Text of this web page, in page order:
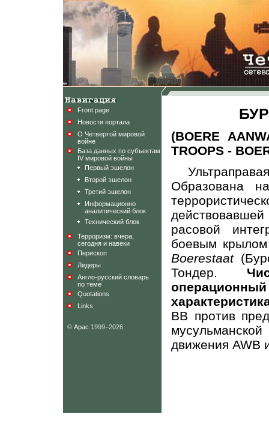
Front page
Новости портала
О Четвертой мировой
войне
База данных по субъектам
IV мировой войны
Первый эшелон
Второй эшелон
Третий эшелон
Информационно
аналитический блок
Технический блок
Терроризм: вчера,
сегодня и навеки
Перископ
Лидеры
Англо-русский словарь
по теме
Quotations
Links
© Арас 1999–2026
(BOERE
TROOPS -
Образована
расовой
боевым
Boerestaat
Тондер.
ВВ против
движения AWB